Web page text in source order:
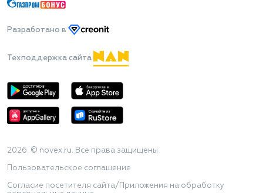
Разработано в
Техподдержка сайта
2026 © novex.ru. Все права защищены
Пользовательское соглашение
Согласие посетителя сайта/Приложения на обработку